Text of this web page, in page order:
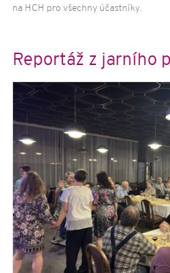
na HCH pro všechny účastníky.
Reportáž z jarního